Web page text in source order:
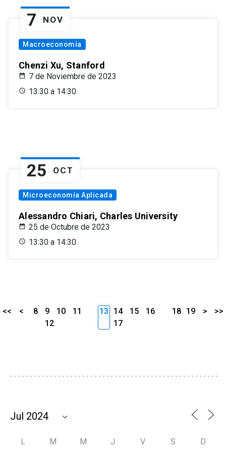
7 NOV
Macroeconomía
Chenzi Xu, Stanford
7 de Noviembre de 2023
13:30 a 14:30
25 OCT
Microeconomía Aplicada
Alessandro Chiari, Charles University
25 de Octubre de 2023
13:30 a 14:30
<< < 8 9 10
11
12
13 14 15
16
17
18 19 > >>
L M M J V S D